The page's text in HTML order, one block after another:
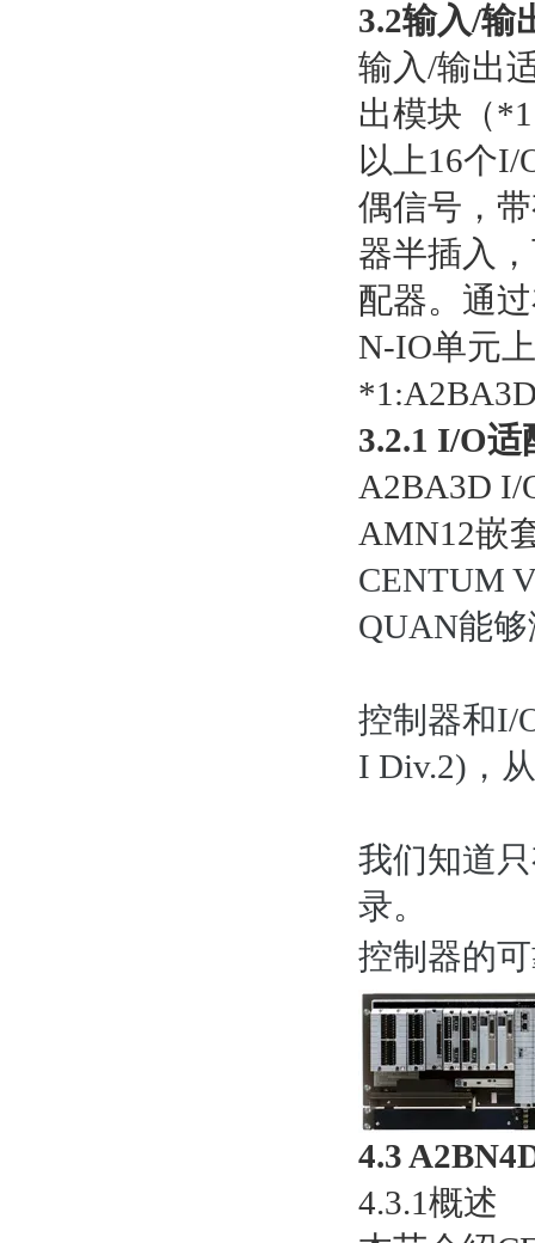
3.2输入/输
输入/输出
出模块（
以上16个
偶信号，
器半插入
配器。通
N-IO单元
3.2.1 I/O适
A2BA3D I/
AMN12嵌
CENTUM
QUAN能
控制器和I/
I Div.2)，
我们知道
录。
控制器的
4.3
4.3.1概述